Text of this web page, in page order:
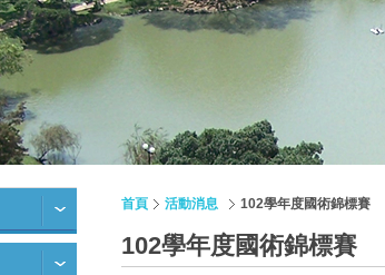
首頁 活動消息 102學年度國術錦標賽
102學年度國術錦標賽